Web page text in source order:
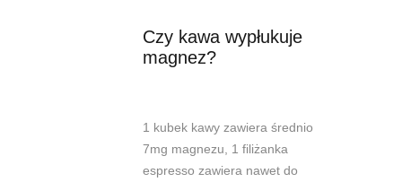
Czy kawa wypłukuje
magnez?
1 kubek kawy zawiera średnio
7mg magnezu, 1 filiżanka
espresso zawiera nawet do